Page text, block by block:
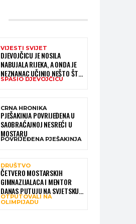
VIJESTI SVIJET
DJEVOJČICU JE NOSILA
NABUJALA RIJEKA, A ONDA JE
NEZNANAC UČINIO NEŠTO ŠTO
JE MNOGE OSTAVILO BEZ RIJEČI
SPASIO DJEVOJČICU
CRNA HRONIKA
PJEŠAKINJA POVRIJEĐENA U
SAOBRAĆAJNOJ NESREĆI U
MOSTARU
POVRIJEĐENA PJEŠAKINJA
DRUŠTVO
ČETVERO MOSTARSKIH
GIMNAZIJALACA I MENTOR
DANAS PUTUJU NA SVJETSKU
OLIMPIJADU IZ AI:
OTPUTOVALI NA
OLIMPIJADU